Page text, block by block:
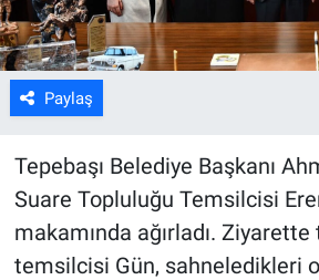
Paylaş
Tepebaşı Belediye Başkanı
Suare Topluluğu Temsilcisi
makamında ağırladı.
temsilcisi Gün, sahneledikleri